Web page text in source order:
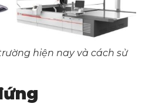
hiện nay và cách sử